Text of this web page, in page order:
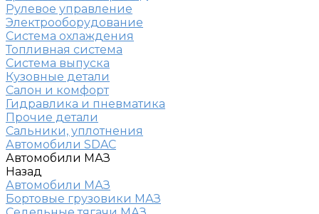
Рулевое управление
Электрооборудование
Система охлаждения
Топливная система
Система выпуска
Кузовные детали
Салон и комфорт
Гидравлика и пневматика
Прочие детали
Сальники, уплотнения
Автомобили SDAC
Автомобили МАЗ
Назад
Автомобили МАЗ
Бортовые грузовики МАЗ